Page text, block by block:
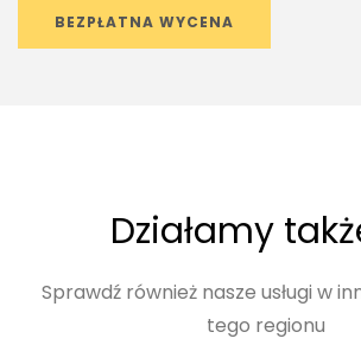
BEZPŁATNA WYCENA
Działamy
Sprawdź również nasze usługi w
tego regionu